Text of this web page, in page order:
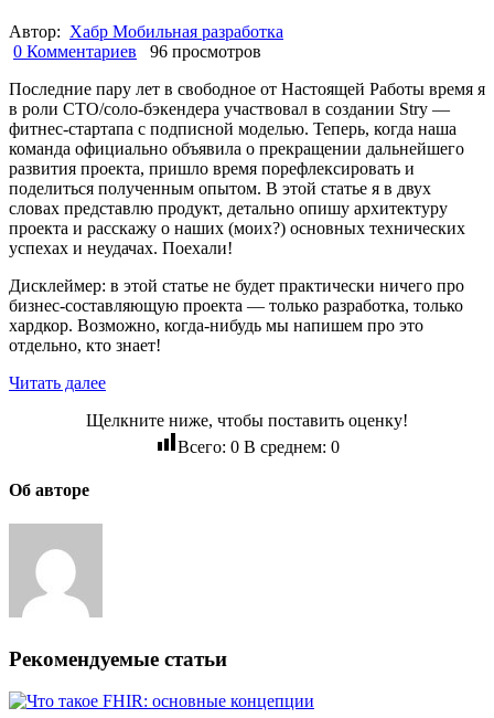
Автор: Хабр Мобильная разработка
0 Комментариев
96 просмотров
Последние пару лет в свободное от Настоящей Работы время я
в роли CTO/соло-бэкендера участвовал в создании Stry —
фитнес-стартапа с подписной моделью. Теперь, когда наша
команда официально объявила о прекращении дальнейшего
развития проекта, пришло время порефлексировать и
поделиться полученным опытом. В этой статье я в двух
словах представлю продукт, детально опишу архитектуру
проекта и расскажу о наших (моих?) основных технических
успехах и неудачах. Поехали!
Дисклеймер: в этой статье не будет практически ничего про
бизнес-составляющую проекта — только разработка, только
хардкор. Возможно, когда-нибудь мы напишем про это
отдельно, кто знает!
Читать далее
Щелкните ниже, чтобы поставить оценку!
Всего: 0В среднем: 0
Об авторе
Рекомендуемые статьи